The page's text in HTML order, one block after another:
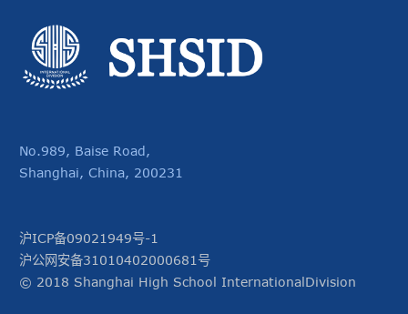
No.989, Baise Road,
Shanghai, China, 200231
沪ICP备09021949号-1
沪公网安备31010402000681号
© 2018 Shanghai High School InternationalDivision